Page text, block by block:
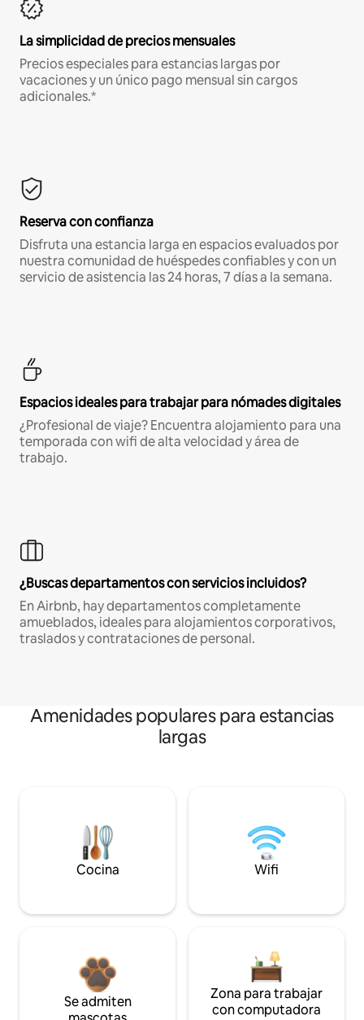
La simplicidad de precios mensuales
Precios especiales para estancias largas por
vacaciones y un único pago mensual sin cargos
adicionales.*
Reserva con confianza
Disfruta una estancia larga en espacios evaluados por
nuestra comunidad de huéspedes confiables y con un
servicio de asistencia las 24 horas, 7 días a la semana.
Espacios ideales para trabajar para nómades digitales
¿Profesional de viaje? Encuentra alojamiento para una
temporada con wifi de alta velocidad y área de
trabajo.
¿Buscas departamentos con servicios incluidos?
En Airbnb, hay departamentos completamente
amueblados, ideales para alojamientos corporativos,
traslados y contrataciones de personal.
Amenidades populares para estancias
largas
Cocina Wifi
Se admiten
Zona para trabajar
con computadora